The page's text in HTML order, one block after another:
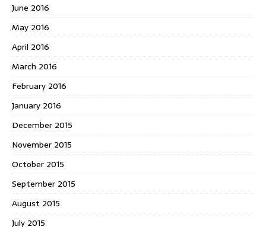
June 2016
May 2016
April 2016
March 2016
February 2016
January 2016
December 2015
November 2015
October 2015
September 2015
August 2015
July 2015